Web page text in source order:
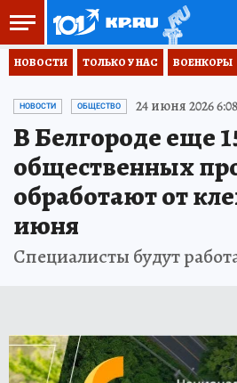
НОВОСТИ ТОЛЬКО У НАС ВОЕНКОРЫ
НОВОСТИ ОБЩЕСТВО 24 июня 2026 6:08
В Белгороде еще
общественных
обработают от
июня
Специалисты будут